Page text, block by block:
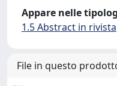
Appare nelle
1.5 Abstract in rivista
File in questo